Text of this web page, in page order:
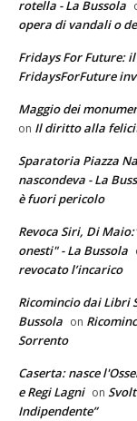
rotella - La Bussola
opera di vandali o
Fridays For Future:
FridaysForFuture
Maggio dei
on Il diritto alla
Sparatoria Piazza
nascondeva - La
è fuori pericolo
Revoca Siri, Di
onesti" - La Bussola
revocato l’incarico
Ricomincio dai Libri
Bussola on
Sorrento
Caserta: nasce
e Regi Lagni on
Indipendente”